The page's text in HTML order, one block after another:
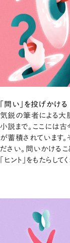
「問い」を投げかける
気鋭の筆者による大
小説まで。ここには
が蓄積されています。
ださい。問いかける
「ヒント」をもたらしてく